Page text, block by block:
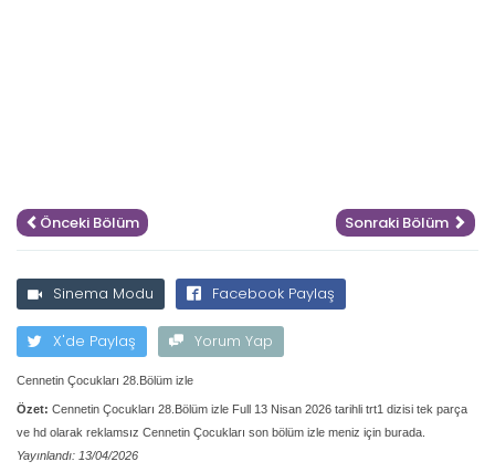
Önceki Bölüm Sonraki Bölüm
Sinema Modu Facebook Paylaş
X'de Paylaş Yorum Yap
Cennetin Çocukları 28.Bölüm izle
Özet: Cennetin Çocukları 28.Bölüm izle Full 13 Nisan 2026 tarihli trt1 dizisi tek parça
ve hd olarak reklamsız Cennetin Çocukları son bölüm izle meniz için burada.
Yayınlandı: 13/04/2026